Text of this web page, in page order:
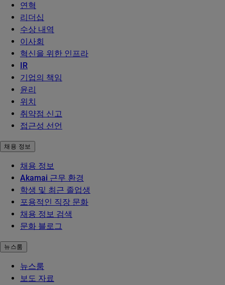
연혁
리더십
수상 내역
이사회
혁신을 위한 인프라
IR
기업의 책임
윤리
위치
취약점 신고
접근성 선언
채용 정보
채용 정보
Akamai 근무 환경
학생 및 최근 졸업생
포용적인 직장 문화
채용 정보 검색
문화 블로그
뉴스룸
뉴스룸
보도 자료